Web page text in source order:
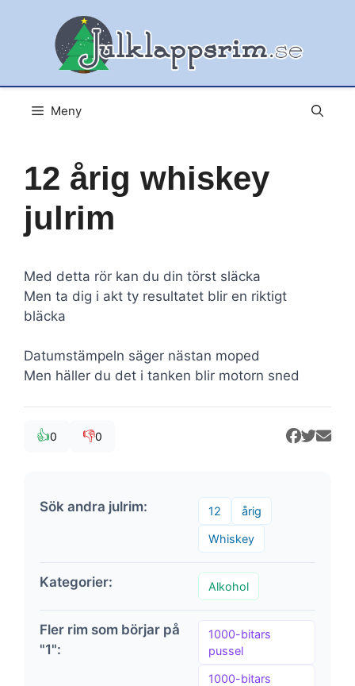
Meny
12 årig whiskey
julrim
Med detta rör kan du din törst släcka
Men ta dig i akt ty resultatet blir en riktigt
bläcka
Datumstämpeln säger nästan moped
Men häller du det i tanken blir motorn sned
👍0 👎0
Sök andra julrim: 12 årig
Whiskey
Kategorier: Alkohol
Fler rim som börjar på
"1":
1000-bitars
pussel
1000-bitars